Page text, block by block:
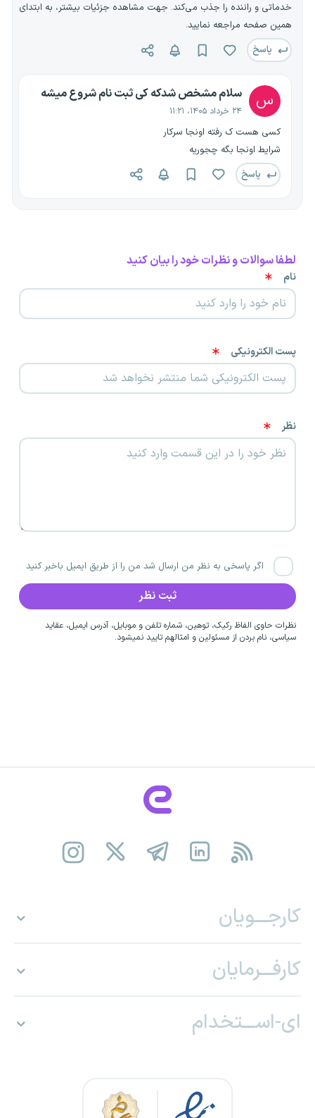
خدماتی و راننده را جذب می‌کند. جهت مشاهده جزئیات بیشتر، به ابتدای
همین صفحه مراجعه نمایید.
پاسخ
س سلام مشخص شدکه کی ثبت نام شروع میشه
۲۴ خرداد ۱۴۰۵، ۱۱:۲۱
کسی هست ک رفته اونجا سرکار
شرایط اونجا بگه چجوریه
پاسخ
لطفا سوالات و نظرات خود را بیان کنید
نام
پست الکترونیکی
نظر
اگر پاسخی به نظر من ارسال شد من را از طریق ایمیل باخبر کنید
نظرات حاوی الفاظ رکیک، توهین، شماره تلفن و موبایل، آدرس ایمیل، عقاید
سیاسی، نام بردن از مسئولین و امثالهم تایید نمیشود.
کارجـــویان
کارفـــرمایان
ای-اســـتخدام